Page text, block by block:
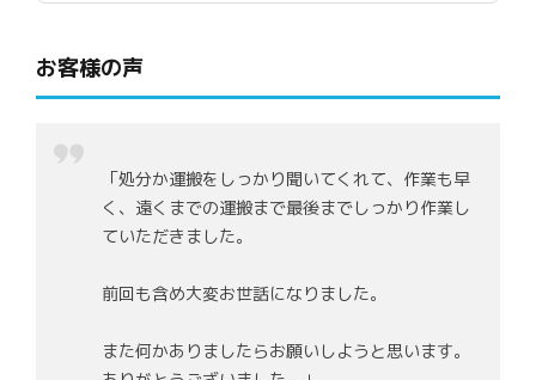
お客様の声
「処分か運搬をしっかり聞いてくれて、作業も早
く、遠くまでの運搬まで最後までしっかり作業し
ていただきました。
前回も含め大変お世話になりました。
また何かありましたらお願いしようと思います。